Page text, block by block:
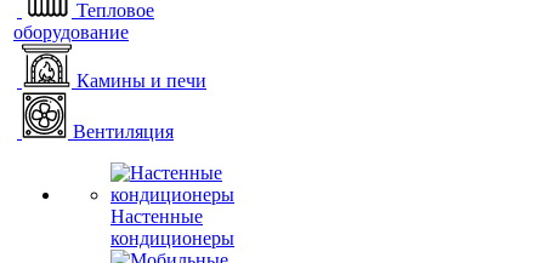
Тепловое
оборудование
Камины и печи
Вентиляция
Настенные
кондиционеры